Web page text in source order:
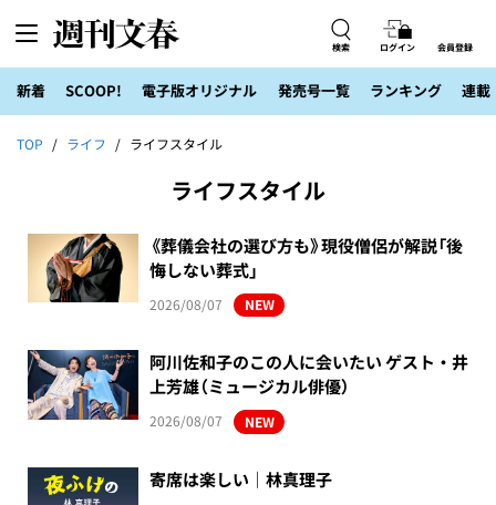
検索 ログイン 会員登録
新着 SCOOP! 電子版オリジナル 発売号一覧 ランキング 連載
TOP ライフ ライフスタイル
ライフスタイル
《葬儀会社の選び方も》現役僧侶が解説「後
悔しない葬式」
2026/08/07 NEW
阿川佐和子のこの人に会いたい ゲスト・井
上芳雄（ミュージカル俳優）
2026/08/07 NEW
寄席は楽しい｜林真理子